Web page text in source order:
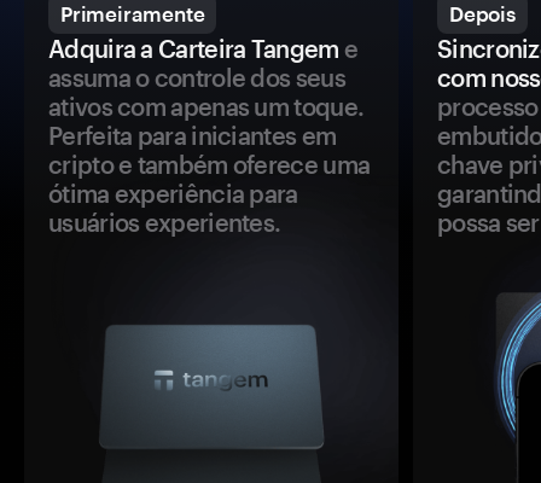
Primeiramente
Adquira a Carteira Tangem e
assuma o controle dos seus
ativos com apenas um toque.
Perfeita para iniciantes em
cripto e também oferece uma
ótima experiência para
usuários experientes.
Depois
com
chave
possa